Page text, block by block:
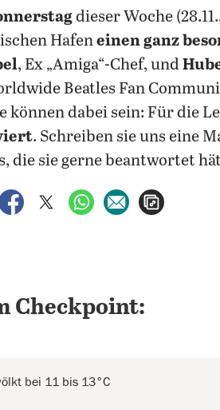
dieser Woche
Hafeneinen ganz
, Ex „Amiga“-Chef, und
Beatles Fan
können dabei sein: Für die
. Schreiben sie uns eine
die sie gerne beantwortet
auf Facebook teilen
auf X teilenper WhatsApp teilen
per E-Mail teilen
Checkpoint:
bei 11 bis 13°C